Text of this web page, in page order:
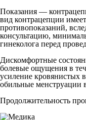
Показания —
вид контрацепции
противопоказаний,
консультацию,
гинеколога перед
Дискомфортные
болевые ощущения в
усиление кровянистых
обильные менструации
Продолжительность